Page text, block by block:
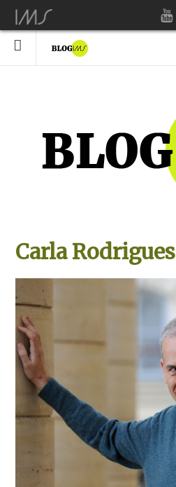
Carla Rodrigues